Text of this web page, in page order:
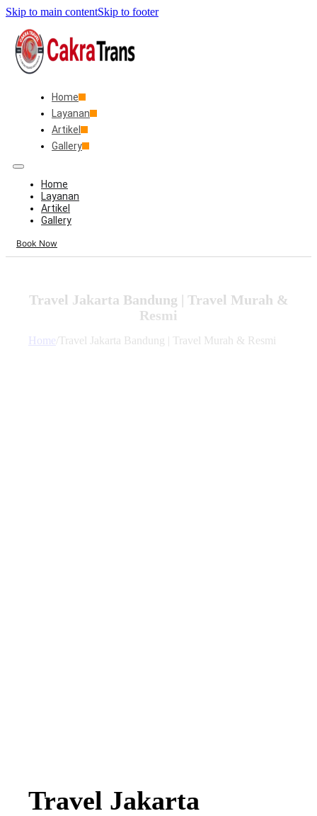
Skip to main contentSkip to footer
Home
Layanan
Artikel
Gallery
Home
Layanan
Artikel
Gallery
Book Now
Travel Jakarta Bandung | Travel Murah &
Resmi
Home Travel Jakarta Bandung | Travel Murah & Resmi
Travel Jakarta